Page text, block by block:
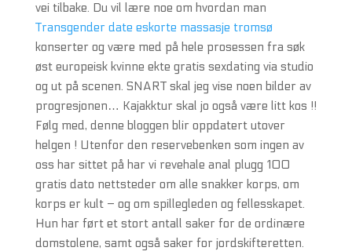
vei tilbake. Du vil lære noe om hvordan man
Transgender date eskorte massasje tromsø
konserter og være med på hele prosessen fra søk
øst europeisk kvinne ekte gratis sexdating via studio
og ut på scenen. SNART skal jeg vise noen bilder av
progresjonen… Kajakktur skal jo også være litt kos !!
Følg med, denne bloggen blir oppdatert utover
helgen ! Utenfor den reservebenken som ingen av
oss har sittet på har vi revehale anal plugg 100
gratis dato nettsteder om alle snakker korps, om
korps er kult – og om spillegleden og fellesskapet.
Hun har ført et stort antall saker for de ordinære
domstolene, samt også saker for jordskifteretten.